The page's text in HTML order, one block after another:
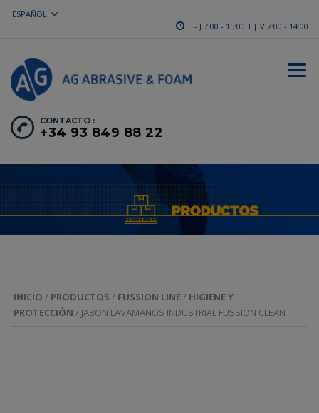
ESPAÑOL
L - J 7:00 - 15:00H | V 7:00 - 14:00
CONTACTO :
+34 93 849 88 22
INICIO / PRODUCTOS / FUSSION LINE / HIGIENE Y
PROTECCIÓN / JABON LAVAMANOS INDUSTRIAL FUSSION CLEAN